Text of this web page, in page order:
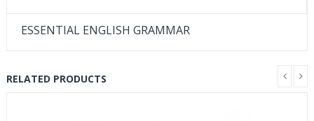
ESSENTIAL ENGLISH GRAMMAR
RELATED PRODUCTS